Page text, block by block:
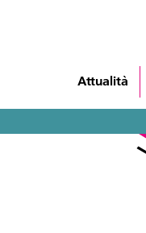
Attualità